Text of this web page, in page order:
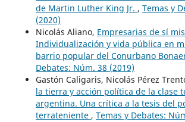
de Martin Luther King Jr. , Temas y
(2020)
Nicolás Aliano, Empresarias de sí
Individualización y vida pública en
barrio popular del Conurbano
Debates: Núm. 38 (2019)
Gastón Caligaris, Nicolás Pérez
la tierra y acción política de la clase
argentina. Una crítica a la tesis del
terrateniente , Temas y Debates: